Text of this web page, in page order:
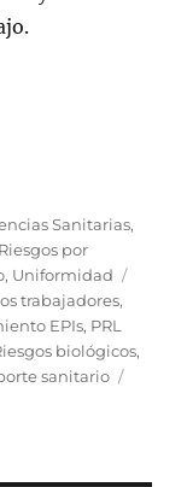
Sanitarias,
Riesgos por
, Uniformidad
trabajadores,
EPIs, PRL
biológicos,
sanitario